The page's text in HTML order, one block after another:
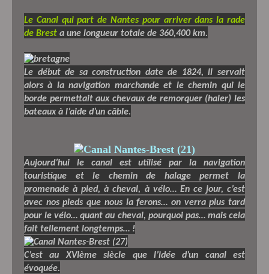
Le Canal qui part de Nantes pour arriver dans la rade
de Brest a une longueur totale de 360,400 km.
Le début de sa construction date de 1824, il servait
alors à la navigation marchande et le chemin qui le
borde permettait aux chevaux de remorquer (haler) les
bateaux à l’aide d’un câble.
Aujourd’hui le canal est utilisé par la navigation
touristique et le chemin de halage permet la
promenade à pied, à cheval, à vélo… En ce jour, c’est
avec nos pieds que nous la ferons… on verra plus tard
pour le vélo… quant au cheval, pourquoi pas… mais cela
fait tellement longtemps… !
C’est au XVIème siècle que l’idée d’un canal est
évoquée.